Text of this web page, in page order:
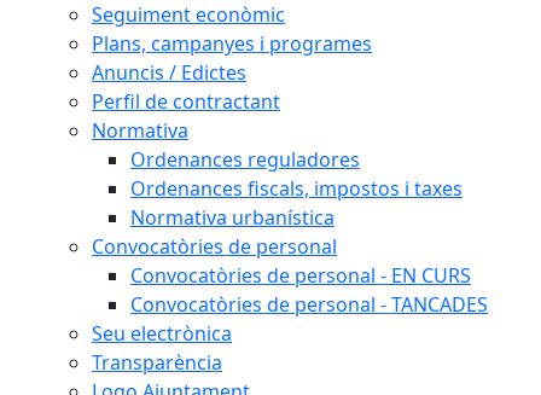
Seguiment econòmic
Plans, campanyes i programes
Anuncis / Edictes
Perfil de contractant
Normativa
Ordenances reguladores
Ordenances fiscals, impostos i taxes
Normativa urbanística
Convocatòries de personal
Convocatòries de personal - EN CURS
Convocatòries de personal - TANCADES
Seu electrònica
Transparència